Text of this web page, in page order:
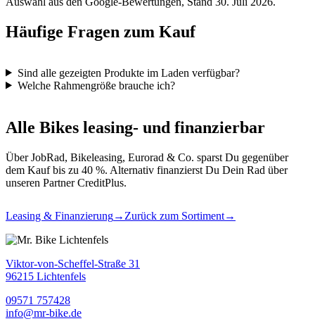
Häufige Fragen zum Kauf
Sind alle gezeigten Produkte im Laden verfügbar?
Welche Rahmengröße brauche ich?
Alle Bikes leasing- und finanzierbar
Über JobRad, Bikeleasing, Eurorad & Co. sparst Du gegenüber
dem Kauf bis zu 40 %. Alternativ finanzierst Du Dein Rad über
unseren Partner CreditPlus.
Leasing & Finanzierung→ Zurück zum Sortiment→
Viktor-von-Scheffel-Straße 31
96215 Lichtenfels
09571 757428
info@mr-bike.de